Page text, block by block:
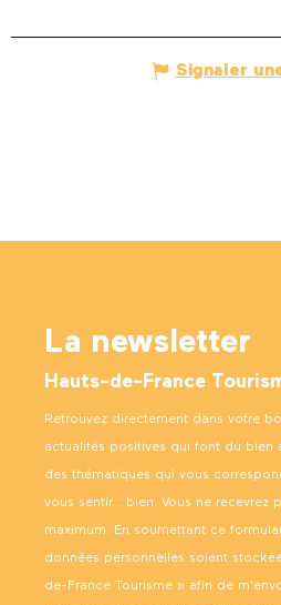
Signaler
La newsletter
Hauts-de-France
Retrouvez directement dans votre
actualités positives qui font du bien
des thématiques qui vous
vous sentir… bien. Vous ne recevrez
maximum. En soumettant ce
données personnelles soient
de-France Tourisme » afin de